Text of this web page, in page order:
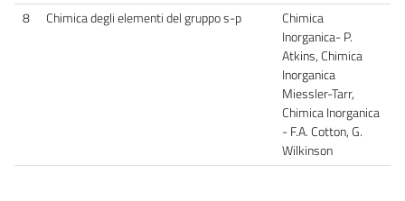
8
Chimica degli elementi del gruppo s-p
Chimica
Inorganica- P.
Atkins, Chimica
Inorganica
Miessler-Tarr,
Chimica Inorganica
- F.A. Cotton, G.
Wilkinson